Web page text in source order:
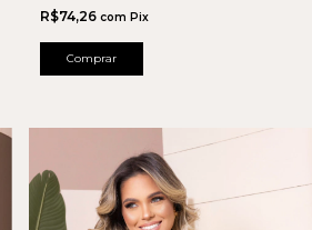
R$74,26 com Pix
Comprar